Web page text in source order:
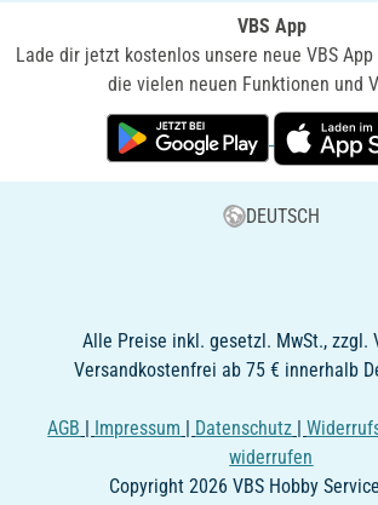
VBS App
Lade dir jetzt kostenlos unsere neue VBS
die vielen neuen Funktionen und
DEUTSCH
Alle Preise inkl. gesetzl. MwSt., zzgl.
Versandkostenfrei ab 75 € innerhalb
AGB | Impressum | Datenschutz |
widerrufen
Copyright 2026 VBS Hobby